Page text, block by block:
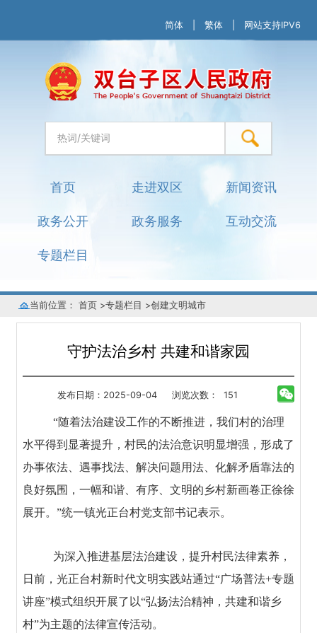
简体 繁体 网站支持IPV6
首页 走进双区 新闻资讯
政务公开 政务服务 互动交流
专题栏目
当前位置：首页 >专题栏目 >创建文明城市
守护法治乡村 共建和谐家园
发布日期：2025-09-04 浏览次数： 151
“随着法治建设工作的不断推进，我们村的治理
水平得到显著提升，村民的法治意识明显增强，形成了
办事依法、遇事找法、解决问题用法、化解矛盾靠法的
良好氛围，一幅和谐、有序、文明的乡村新画卷正徐徐
展开。”统一镇光正台村党支部书记表示。
为深入推进基层法治建设，提升村民法律素养，
日前，光正台村新时代文明实践站通过“广场普法+专题
讲座”模式组织开展了以“弘扬法治精神，共建和谐乡
村”为主题的法律宣传活动。